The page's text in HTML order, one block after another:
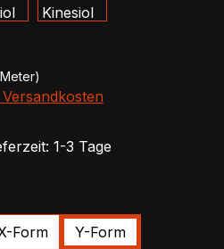
1-3 Tage
Form Y-Form